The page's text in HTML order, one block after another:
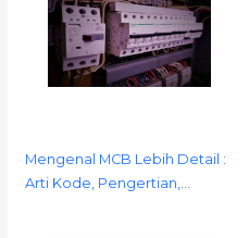
Mengenal MCB Lebih Detail :
Arti Kode, Pengertian,…